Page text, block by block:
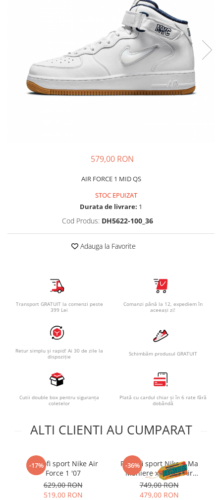
Pantaloni scurti Copii
Accesorii
Ingrijire incaltaminte
579,00 RON
AIR FORCE 1 MID QS
STOC EPUIZAT
Durata de livrare: 1
Cod Produs: DH5622-100_36
Adauga la Favorite
Transport GRATUIT la comenzi peste
399 Lei
Comanzi până la 12, expediem în
aceeași zi!
Retur simplu și rapid! Ai 30 de zile la
dispoziție
Schimbăm produsul GRATUIT
Cutii double box pentru siguranța
coletelor
Plată cu cardul chiar și în 6 rate fără
dobândă
ALTI CLIENTI AU CUMPARAT
-17%
Pantofi sport Nike Air
Force 1 '07
629,00 RON
519,00 RON
-36%
Pantofi sport Nike A Ma
Maniere x Wmns Air
Force 1 Low 07
749,00 RON
479,00 RON